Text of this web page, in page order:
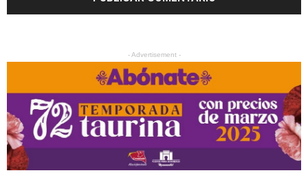
- Advertisement -